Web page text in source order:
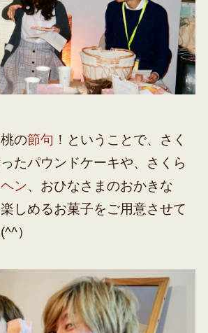
の節句 ！ということで、さく
たパウンドケーキや、さくら
ン、おひなさまのおかきな
しめるお菓子をご用意させて
）